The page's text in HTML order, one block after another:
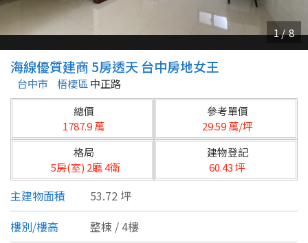
2026 高雄降價好屋限量釋出
縣市
不限
台北市
基隆市
新北市
宜蘭縣
桃園市
區域
類型(可複選)
海線優質建商 5房透天 台中房地女王
台中市 梧棲區 中正路
總價
1787.9 萬
參考單價
29.59 萬/坪
格局
5房(室) 2廳 4衛
建物登記
60.43 坪
主建物面積
53.72 坪
樓別/樓高
整棟 / 4樓